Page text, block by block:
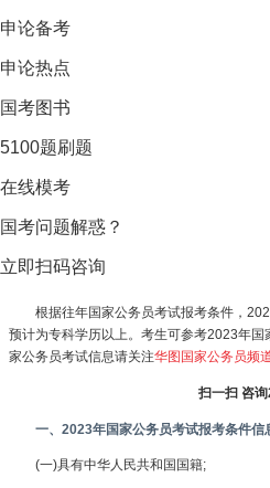
申论备考
申论热点
国考图书
5100题刷题
在线模考
国考问题解惑？
立即扫码咨询
根据往年国家公务员考试报考条件，
预计为专科学历以上。考生可参考2023年国
家公务员考试信息请关注华图国家公务员频
扫一扫 咨
一、2023年国家公务员考试报考条件信
(一)具有中华人民共和国国籍;